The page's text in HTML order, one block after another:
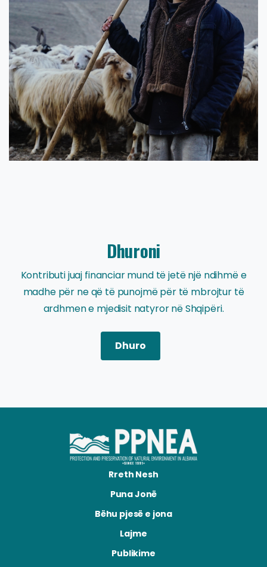
Dhuroni
Kontributi juaj financiar mund të jetë një ndihmë e
madhe për ne që të punojmë për të mbrojtur të
ardhmen e mjedisit natyror në Shqipëri.
Dhuro
Rreth Nesh
Puna Jonë
Bëhu pjesë e jona
Lajme
Publikime